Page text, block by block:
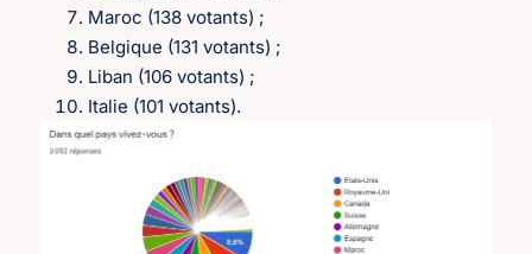
Maroc (138 votants) ;
Belgique (131 votants) ;
Liban (106 votants) ;
Italie (101 votants).